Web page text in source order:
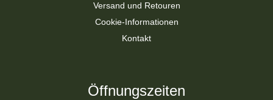
Versand und Retouren
Cookie-Informationen
Kontakt
Öffnungszeiten